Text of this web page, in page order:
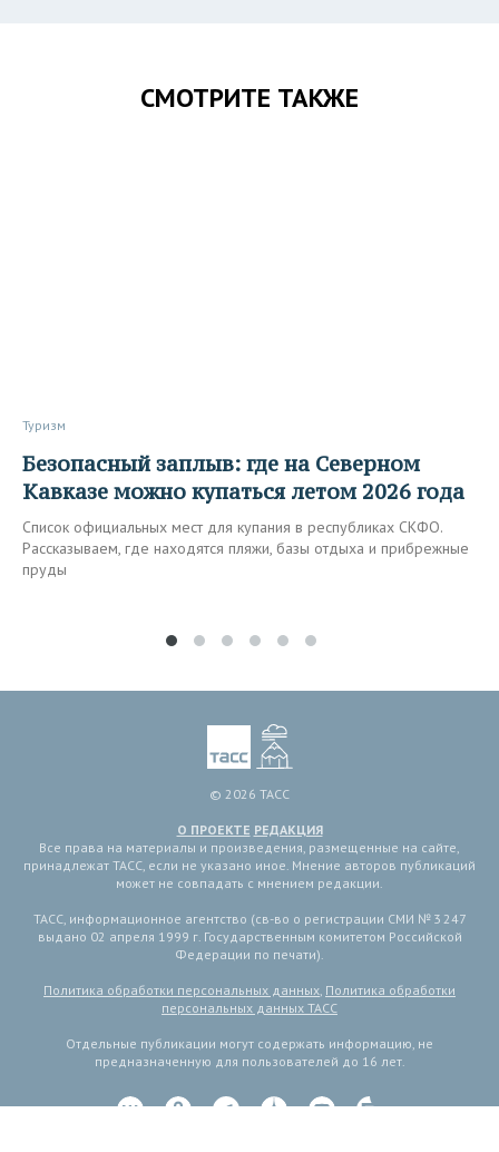
СМОТРИТЕ ТАКЖЕ
Туризм
Безопасный заплыв: где на Северном
Кавказе можно купаться летом 2026 года
Список официальных мест для купания в республиках СКФО.
Рассказываем, где находятся пляжи, базы отдыха и прибрежные
пруды
© 2026 ТАСС
О ПРОЕКТЕ РЕДАКЦИЯ
Все права на материалы и произведения, размещенные на сайте,
принадлежат ТАСС, если не указано иное. Мнение авторов публикаций
может не совпадать с мнением редакции.
ТАСС, информационное агентство (св-во о регистрации СМИ № 3 247
выдано 02 апреля 1999 г. Государственным комитетом Российской
Федерации по печати).
Политика обработки персональных данных Политика обработки
персональных данных ТАСС
Отдельные публикации могут содержать информацию, не
предназначенную для пользователей до 16 лет.